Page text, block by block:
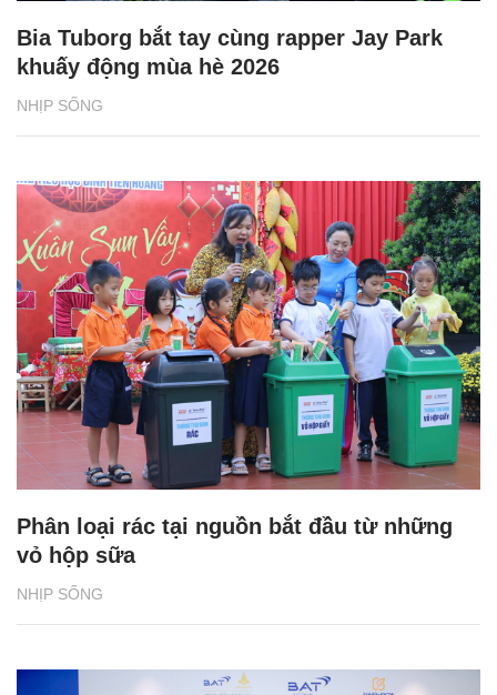
NHỊP SỐNG
Bia Tuborg bắt tay cùng rapper Jay Park
khuấy động mùa hè 2026
NHỊP SỐNG
Phân loại rác tại nguồn bắt đầu từ những
vỏ hộp sữa